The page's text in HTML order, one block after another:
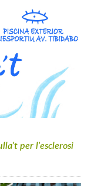
per l'esclerosi